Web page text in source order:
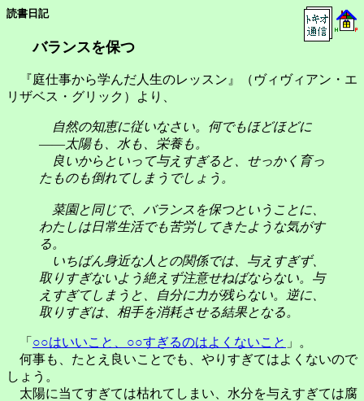
読書日記
バランスを保つ
『庭仕事から学んだ人生のレッスン』（ヴィヴィアン・エ
リザベス・グリック）より、
自然の知恵に従いなさい。何でもほどほどに
――太陽も、水も、栄養も。
良いからといって与えすぎると、せっかく育っ
たものも倒れてしまうでしょう。
菜園と同じで、バランスを保つということに、
わたしは日常生活でも苦労してきたような気がす
る。
いちばん身近な人との関係では、与えすぎず、
取りすぎないよう絶えず注意せねばならない。与
えすぎてしまうと、自分に力が残らない。逆に、
取りすぎは、相手を消耗させる結果となる。
「 ○○はいいこと、○○すぎるのはよくないこと 」。
何事も、たとえ良いことでも、やりすぎてはよくないので
しょう。
太陽に当てすぎては枯れてしまい、水分を与えすぎては腐